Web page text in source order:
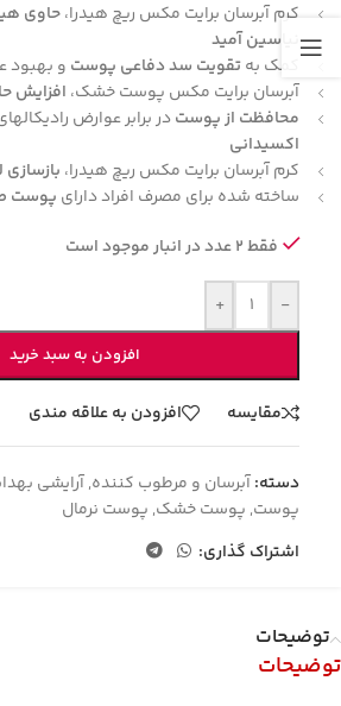
کرم آبرسان برایت مکس ریچ هیدرا،حاوی
نیاسین آمید
کمک بهتقویت سد دفاعی پوست و بهبود
آبرسان برایت مکس پوست خشک، افزایش
محافظت از پوستدر برابر عوارض
اکسیدانی
کرم آبرسان برایت مکس ریچ هیدرا،
ساخته شده برای مصرف افراد دارای پوست
فقط 2 عدد در انبار موجود است
-
+
افزودن به سبد خرید
مقایسه افزودن به علاقه مندی
دسته:آبرسان و مرطوب کننده,آرایشی
پوست, پوست خشک, پوست نرمال
اشتراک گذاری:
توضیحات
توضیحات